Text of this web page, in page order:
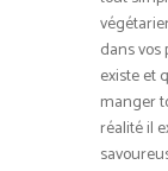
dans vos
existe et
manger
réalité il